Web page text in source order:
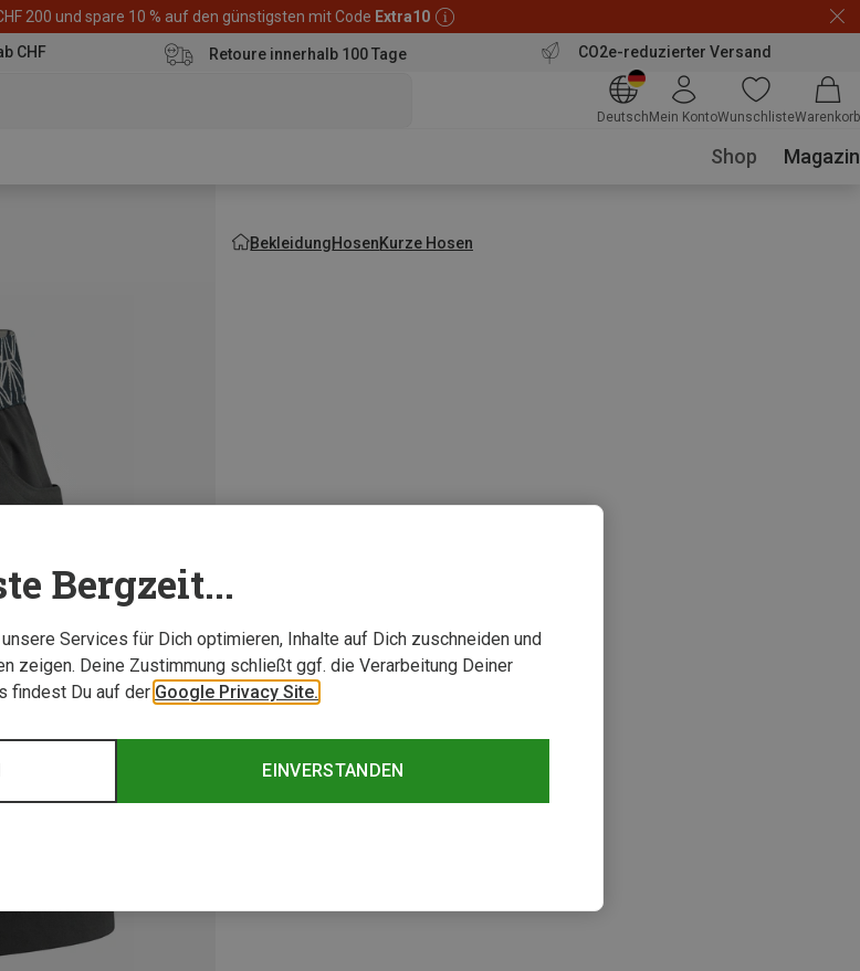
200 und spare 10 % auf den günstigsten mit Code Extra10
CHF
Retoure innerhalb 100 Tage CO2e-reduzierter Versand
Deutsch Mein KontoWunschlisteWarenkorb
Shop Magazin
BekleidungHosenKurze Hosen
Bergzeit...
Services für Dich optimieren, Inhalte auf Dich zuschneiden und
zeigen. Deine Zustimmung schließt ggf. die Verarbeitung Deiner
findest Du auf der Google Privacy Site.
EINVERSTANDEN